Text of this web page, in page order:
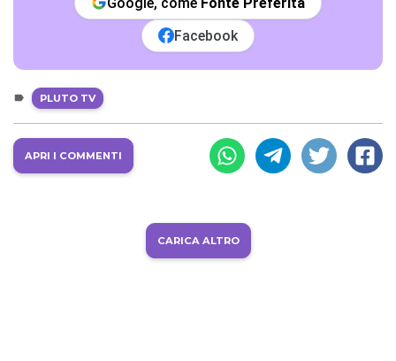
Facebook
PLUTO TV
APRI I COMMENTI
CARICA ALTRO